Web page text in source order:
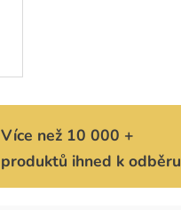
Více než 10 000 +
produktů ihned k odběru